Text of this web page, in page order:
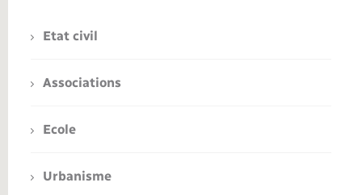
Etat civil
Associations
Ecole
Urbanisme